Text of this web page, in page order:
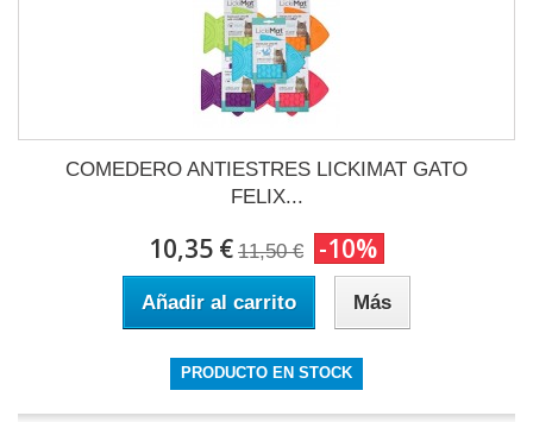
COMEDERO ANTIESTRES LICKIMAT GATO
FELIX...
10,35 € 11,50 € -10%
Añadir al carrito Más
PRODUCTO EN STOCK